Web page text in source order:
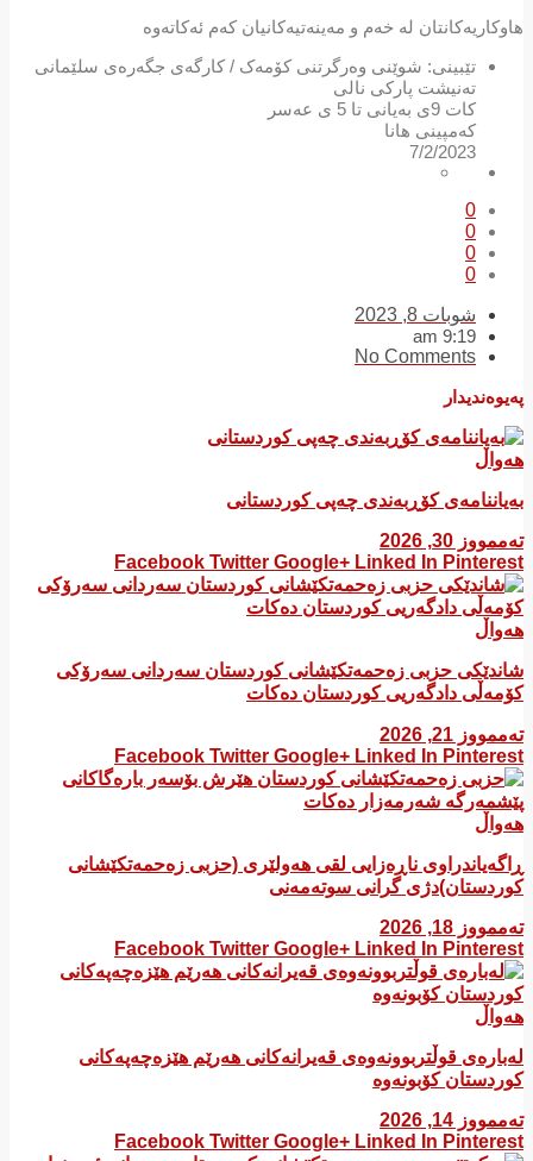
هاوکاریەکانتان لە خەم و مەینەتیەکانیان کەم ئەکاتەوە
تێبینی: شوێنی وەرگرتنی کۆمەک / کارگەی جگەرەی سلێمانی
تەنیشت پارکی نالی
کات 9ی بەیانی تا 5 ی عەسر
کەمپینی هانا
7/2/2023
0
0
0
0
شوبات 8, 2023
9:19 am
No Comments
پەیوەندیدار
هەواڵ
بەیاننامەی کۆڕبەندی چەپی کوردستانی
تەممووز 30, 2026
Facebook Twitter Google+ Linked In Pinterest
هەواڵ
شاندێکی حزبی زەحمەتکێشانی کوردستان سەردانی سەرۆکی
کۆمەڵی دادگەریی کوردستان دەکات
تەممووز 21, 2026
Facebook Twitter Google+ Linked In Pinterest
هەواڵ
ڕاگەیاندراوی ناڕەزایی لقی هەولێری (حزبی زەحمەتکێشانی
کوردستان)دژی گرانی سوتەمەنی
تەممووز 18, 2026
Facebook Twitter Google+ Linked In Pinterest
هەواڵ
لەبارەی قوڵتربوونەوەی قەیرانەكانی هەرێم هێزەچەپەكانی
كوردستان كۆبونەوە
تەممووز 14, 2026
Facebook Twitter Google+ Linked In Pinterest